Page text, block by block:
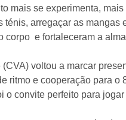
mais se experimenta,
ténis, arregaçar as mangas
corpo e fortaleceram a
voltou a marcar
ritmo e cooperação para o
convite perfeito para